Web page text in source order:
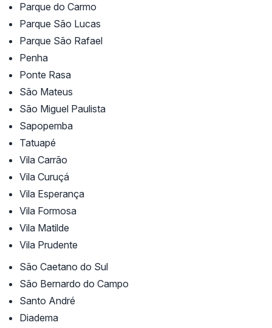
Parque do Carmo
Parque São Lucas
Parque São Rafael
Penha
Ponte Rasa
São Mateus
São Miguel Paulista
Sapopemba
Tatuapé
Vila Carrão
Vila Curuçá
Vila Esperança
Vila Formosa
Vila Matilde
Vila Prudente
São Caetano do Sul
São Bernardo do Campo
Santo André
Diadema